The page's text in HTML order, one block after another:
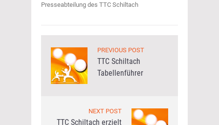
Presseabteilung des TTC Schiltach
PREVIOUS POST
TTC Schiltach
Tabellenführer
NEXT POST
TTC Schiltach erzielt